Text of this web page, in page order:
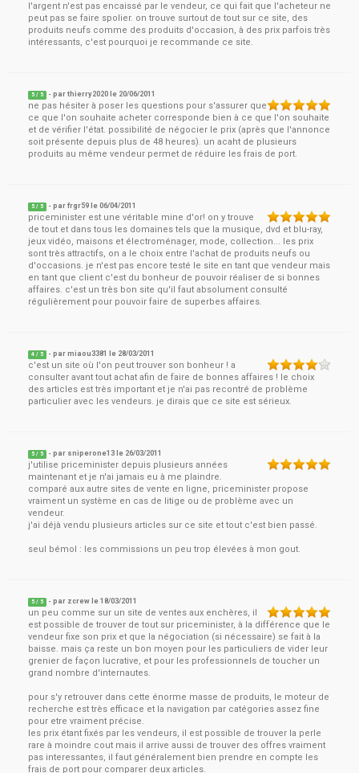
l'argent n'est pas encaissé par le vendeur, ce qui fait que l'acheteur ne
peut pas se faire spolier. on trouve surtout de tout sur ce site, des
produits neufs comme des produits d'occasion, à des prix parfois très
intéressants, c'est pourquoi je recommande ce site.
5 / 5 - parthierry2020 le 20/06/2011
ne pas hésiter à poser les questions pour s'assurer que
ce que l'on souhaite acheter corresponde bien à ce que l'on souhaite
et de vérifier l'état. possibilité de négocier le prix (après que l'annonce
soit présente depuis plus de 48 heures). un acaht de plusieurs
produits au même vendeur permet de réduire les frais de port.
5 / 5 - parfrgr59 le06/04/2011
priceminister est une véritable mine d'or! on y trouve
de tout et dans tous les domaines tels que la musique, dvd et blu-ray,
jeux vidéo, maisons et électroménager, mode, collection... les prix
sont très attractifs, on a le choix entre l'achat de produits neufs ou
d'occasions. je n'est pas encore testé le site en tant que vendeur mais
en tant que client c'est du bonheur de pouvoir réaliser de si bonnes
affaires. c'est un très bon site qu'il faut absolument consulté
régulièrement pour pouvoir faire de superbes affaires.
4 / 5 - parmiaou3381 le 28/03/2011
c'est un site où l'on peut trouver son bonheur ! a
consulter avant tout achat afin de faire de bonnes affaires ! le choix
des articles est très important et je n'ai pas recontré de problème
particulier avec les vendeurs. je dirais que ce site est sérieux.
5 / 5 - par sniperone13 le 26/03/2011
j'utilise priceminister depuis plusieurs années
maintenant et je n'ai jamais eu à me plaindre.
comparé aux autre sites de vente en ligne, priceminister propose
vraiment un système en cas de litige ou de problème avec un
vendeur.
j'ai déjà vendu plusieurs articles sur ce site et tout c'est bien passé.
seul bémol : les commissions un peu trop élevées à mon gout.
5 / 5 - par zcrew le18/03/2011
un peu comme sur un site de ventes aux enchères, il
est possible de trouver de tout sur priceminister, à la différence que le
vendeur fixe son prix et que la négociation (si nécessaire) se fait à la
baisse. mais ça reste un bon moyen pour les particuliers de vider leur
grenier de façon lucrative, et pour les professionnels de toucher un
grand nombre d'internautes.
pour s'y retrouver dans cette énorme masse de produits, le moteur de
recherche est très efficace et la navigation par catégories assez fine
pour etre vraiment précise.
les prix étant fixés par les vendeurs, il est possible de trouver la perle
rare à moindre cout mais il arrive aussi de trouver des offres vraiment
pas interessantes, il faut généralement bien prendre en compte les
frais de port pour comparer deux articles.